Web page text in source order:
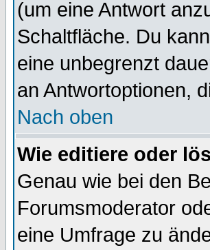
(um eine Antwort
Schaltfläche. Du
eine unbegrenzt
an Antwortoptionen,
Nach oben
Wie editiere oder
Genau wie bei den
Forumsmoderator
eine Umfrage zu